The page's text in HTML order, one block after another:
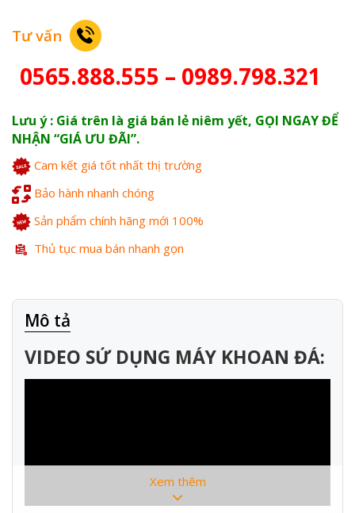
Tư vấn
0565.888.555 – 0989.798.321
Lưu ý : Giá trên là giá bán lẻ niêm yết, GỌI NGAY ĐỂ
NHẬN “GIÁ ƯU ĐÃI”.
Cam kết giá tốt nhất thị trường
Bảo hành nhanh chóng
Sản phẩm chính hãng mới 100%
Thủ tục mua bán nhanh gọn
Mô tả
VIDEO SỬ DỤNG MÁY KHOAN ĐÁ:
Xem thêm